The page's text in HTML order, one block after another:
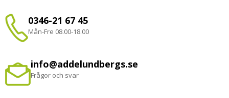
0346-21 67 45
Mån-Fre 08.00-18.00
info@addelundbergs.se
Frågor och svar